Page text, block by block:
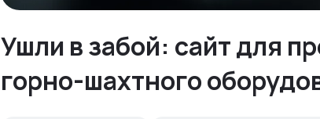
Ушли в забой: сайт для
горно-шахтного